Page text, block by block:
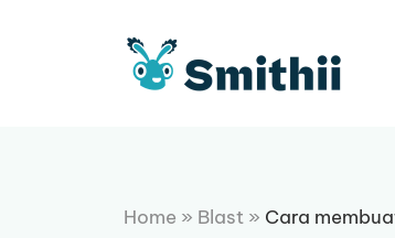
Home » Blast » Cara